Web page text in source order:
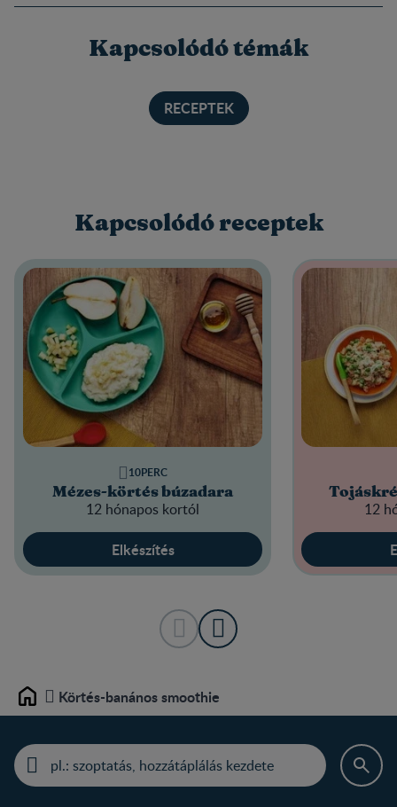
Kapcsolódó témák
RECEPTEK
Kapcsolódó receptek
Mézes-körtés búzadara
12 hónapos kortól
10PERC
Elkészítés
12
Home Körtés-banános smoothie